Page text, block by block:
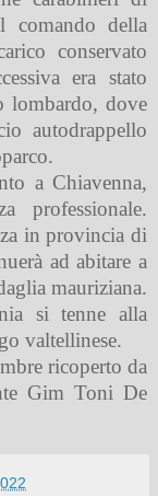
comando della
conservato
era stato
lombardo, dove
autodrappello
a Chiavenna,
professionale.
in provincia di
ad abitare a
mauriziana.
si tenne alla
valtellinese.
ricoperto da
Gim Toni De